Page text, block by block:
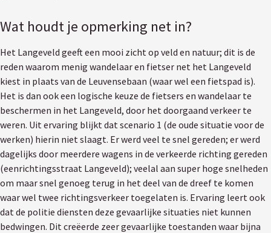
Wat houdt je opmerking net in?
Het Langeveld geeft een mooi zicht op veld en natuur; dit is de
reden waarom menig wandelaar en fietser net het Langeveld
kiest in plaats van de Leuvensebaan (waar wel een fietspad is).
Het is dan ook een logische keuze de fietsers en wandelaar te
beschermen in het Langeveld, door het doorgaand verkeer te
weren. Uit ervaring blijkt dat scenario 1 (de oude situatie voor de
werken) hierin niet slaagt. Er werd veel te snel gereden; er werd
dagelijks door meerdere wagens in de verkeerde richting gereden
(eenrichtingsstraat Langeveld); veelal aan super hoge snelheden
om maar snel genoeg terug in het deel van de dreef te komen
waar wel twee richtingsverkeer toegelaten is. Ervaring leert ook
dat de politie diensten deze gevaarlijke situaties niet kunnen
bedwingen. Dit creëerde zeer gevaarlijke toestanden waar bijna